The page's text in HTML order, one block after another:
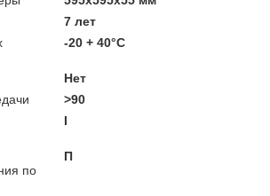
7 лет
-20 + 40°C
Нет
>90
I
по
П